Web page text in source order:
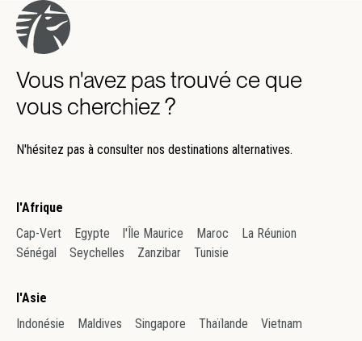
Vous n'avez pas trouvé ce que
vous cherchiez ?
N'hésitez pas à consulter nos destinations alternatives.
l'Afrique
Cap-Vert
Egypte l'Île Maurice Maroc
La Réunion
Sénégal
Seychelles Zanzibar Tunisie
l'Asie
Indonésie
Maldives Singapore Thaïlande Vietnam